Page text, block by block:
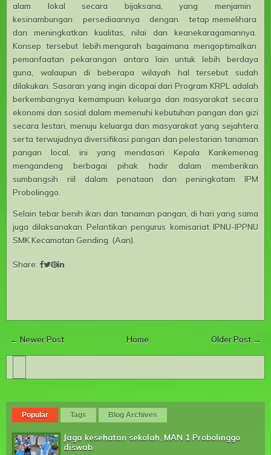
alam lokal secara bijaksana, yang menjamin
kesinambungan persediaannya dengan tetap memelihara
dan meningkatkan kualitas, nilai dan keanekaragamannya.
Konsep tersebut lebih mengarah bagaimana mengoptimalkan
pemanfaatan pekarangan antara lain untuk lebih berdaya
guna, walaupun di beberapa wilayah hal tersebut sudah
dilakukan. Sasaran yang ingin dicapai dari Program KRPL adalah
berkembangnya kemampuan keluarga dan masyarakat secara
ekonomi dan sosial dalam memenuhi kebutuhan pangan dan gizi
secara lestari, menuju keluarga dan masyarakat yang sejahtera
serta terwujudnya diversifikasi pangan dan pelestarian tanaman
pangan local, ini yang mendasari Kepala Kankemenag
mengandeng berbagai pihak hadir dalam memberikan
sumbangsih riil dalam penataan dan peningkatam IPM
Probolinggo.
Selain tebar benih ikan dan tanaman pangan, di hari yang sama
juga dilaksanakan Pelantikan pengurus komisariat IPNU-IPPNU
SMK Kecamatan Gending. (Aan).
Share:
← Newer Post Older Post →
Home
Popular Tags Blog Archives
Jaga kesehatan sekolah, MAN 1 Probolinggo
diswab